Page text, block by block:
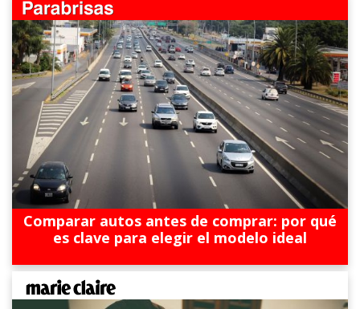
Comparar autos antes de comprar: por qué
es clave para elegir el modelo ideal